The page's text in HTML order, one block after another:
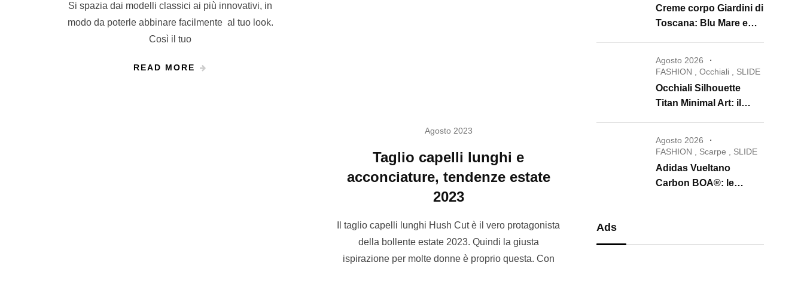
Si spazia dai modelli classici ai più innovativi, in
modo da poterle abbinare facilmente al tuo look.
Così il tuo
READ MORE
Agosto 2023
Taglio capelli lunghi e
acconciature, tendenze estate
2023
Il taglio capelli lunghi Hush Cut è il vero protagonista
della bollente estate 2023. Quindi la giusta
ispirazione per molte donne è proprio questa. Con
Creme corpo Giardini di
Toscana: Blu Mare e
di lusso
Agosto 2026
FASHION
Occhiali SLIDE
Occhiali Silhouette
Titan Minimal Art: il
conquista il 2026
Agosto 2026
FASHION
Scarpe SLIDE
Adidas Vueltano
Carbon BOA®: le
precisione
Ads